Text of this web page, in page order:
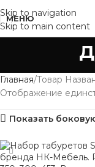
Skip to navigation
Skip to main content
МЕНЮ
Главная Товар
Отображение
Показать